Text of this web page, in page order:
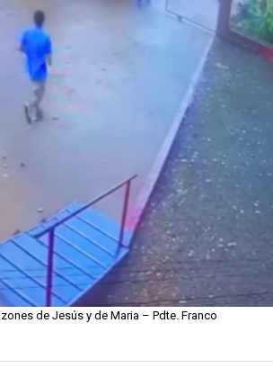
de Jesús y de Maria – Pdte. Franco